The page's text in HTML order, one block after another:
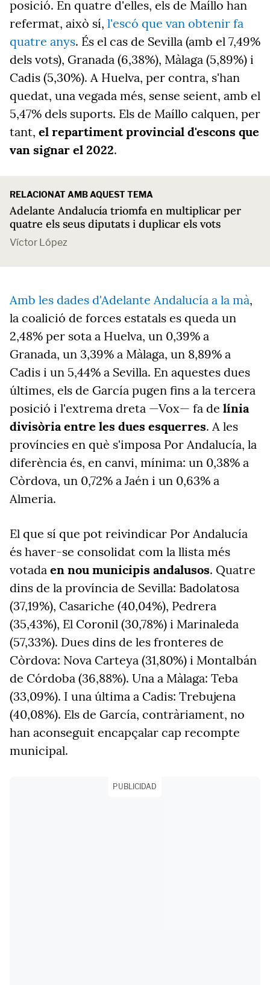
posició. En quatre d'elles, els de Maíllo han
refermat, això sí, l'escó que van obtenir fa
quatre anys. És el cas de Sevilla (amb el 7,49%
dels vots), Granada (6,38%), Màlaga (5,89%) i
Cadis (5,30%). A Huelva, per contra, s'han
quedat, una vegada més, sense seient, amb el
5,47% dels suports. Els de Maíllo calquen, per
tant, el repartiment provincial d'escons que
van signar el 2022.
RELACIONAT AMB AQUEST TEMA
Adelante Andalucía triomfa en multiplicar per
quatre els seus diputats i duplicar els vots
Víctor López
Amb les dades d'Adelante Andalucía a la mà,
la coalició de forces estatals es queda un
2,48% per sota a Huelva, un 0,39% a
Granada, un 3,39% a Màlaga, un 8,89% a
Cadis i un 5,44% a Sevilla. En aquestes dues
últimes, els de García pugen fins a la tercera
posició i l'extrema dreta —Vox— fa de línia
divisòria entre les dues esquerres. A les
províncies en què s'imposa Por Andalucía, la
diferència és, en canvi, mínima: un 0,38% a
Còrdova, un 0,72% a Jaén i un 0,63% a
Almeria.
El que sí que pot reivindicar Por Andalucía
és haver-se consolidat com la llista més
votada en nou municipis andalusos. Quatre
dins de la província de Sevilla: Badolatosa
(37,19%), Casariche (40,04%), Pedrera
(35,43%), El Coronil (30,78%) i Marinaleda
(57,33%). Dues dins de les fronteres de
Còrdova: Nova Carteya (31,80%) i Montalbán
de Córdoba (36,88%). Una a Màlaga: Teba
(33,09%). I una última a Cadis: Trebujena
(40,08%). Els de García, contràriament, no
han aconseguit encapçalar cap recompte
municipal.
PUBLICIDAD